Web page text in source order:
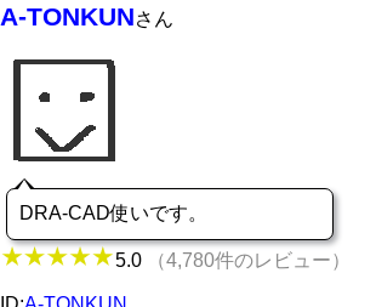
A-TONKUNさん
DRA-CAD使いです。
5.0 （4,780件のレビュー）